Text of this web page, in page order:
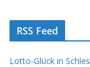
RSS Feed
Lotto-Glück in